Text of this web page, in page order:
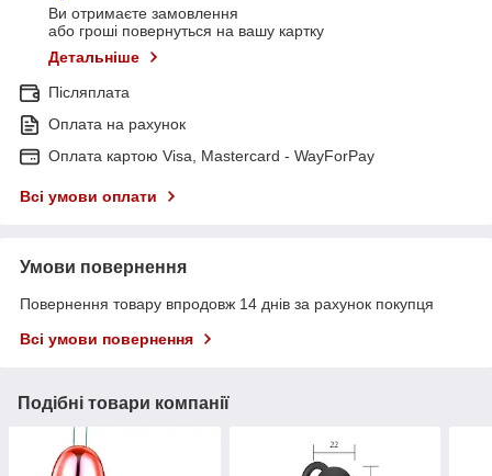
Ви отримаєте замовлення
або гроші повернуться на вашу картку
Детальніше
Післяплата
Оплата на рахунок
Оплата картою Visa, Mastercard - WayForPay
Всі умови оплати
Умови повернення
Повернення товару впродовж 14 днів за рахунок покупця
Всі умови повернення
Подібні товари компанії